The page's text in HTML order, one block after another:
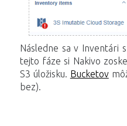
Následne sa v Inventári
tejto fáze si Nakivo
S3 úložisku. Bucketov
bez).